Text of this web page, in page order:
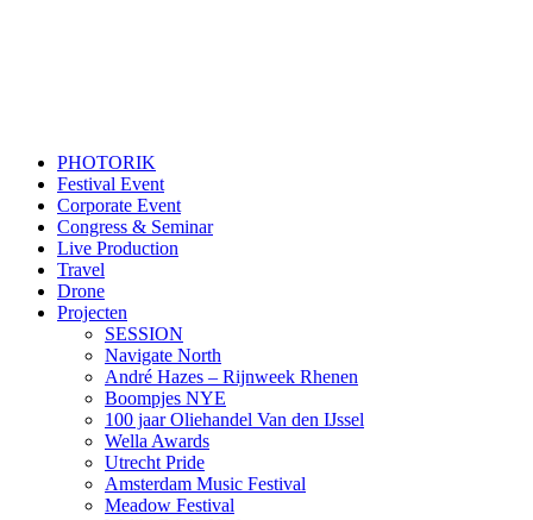
PHOTORIK
Festival Event
Corporate Event
Congress & Seminar
Live Production
Travel
Drone
Projecten
SESSION
Navigate North
André Hazes – Rijnweek Rhenen
Boompjes NYE
100 jaar Oliehandel Van den IJssel
Wella Awards
Utrecht Pride
Amsterdam Music Festival
Meadow Festival